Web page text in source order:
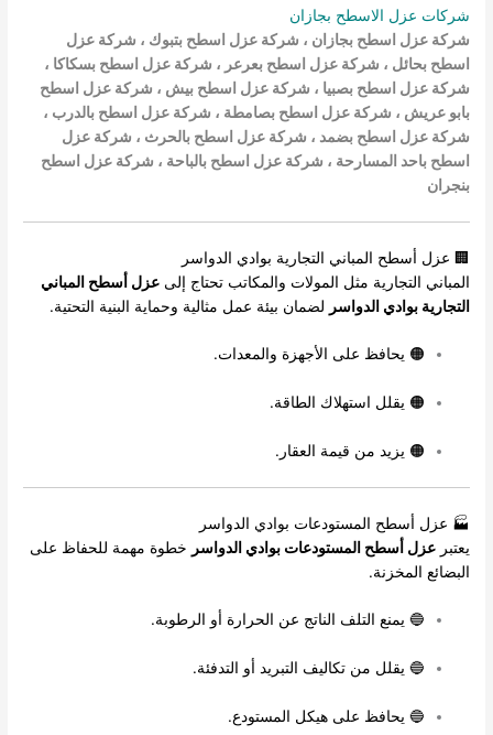
شركات عزل الاسطح بجازان
شركة عزل اسطح بجازان ، شركة عزل اسطح بتبوك ، شركة عزل
اسطح بحائل ، شركة عزل اسطح بعرعر ، شركة عزل اسطح بسكاكا ،
شركة عزل اسطح بصبيا ، شركة عزل اسطح بيش ، شركة عزل اسطح
بابو عريش ، شركة عزل اسطح بصامطة ، شركة عزل اسطح بالدرب ،
شركة عزل اسطح بضمد ، شركة عزل اسطح بالحرث ، شركة عزل
اسطح باحد المسارحة ، شركة عزل اسطح بالباحة ، شركة عزل اسطح
بنجران
🏢 عزل أسطح المباني التجارية بوادي الدواسر
المباني التجارية مثل المولات والمكاتب تحتاج إلىعزل أسطح المباني
التجارية بوادي الدواسر لضمان بيئة عمل مثالية وحماية البنية التحتية.
🟠 يحافظ على الأجهزة والمعدات.
🟠 يقلل استهلاك الطاقة.
🟠 يزيد من قيمة العقار.
🏭 عزل أسطح المستودعات بوادي الدواسر
يعتبرعزل أسطح المستودعات بوادي الدواسر خطوة مهمة للحفاظ على
البضائع المخزنة.
🔵 يمنع التلف الناتج عن الحرارة أو الرطوبة.
🔵 يقلل من تكاليف التبريد أو التدفئة.
🔵 يحافظ على هيكل المستودع.